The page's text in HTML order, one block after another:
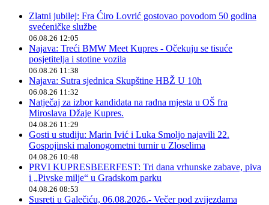
Zlatni jubilej: Fra Ćiro Lovrić gostovao povodom 50 godina
svećeničke službe
06.08.26 12:05
Najava: Treći BMW Meet Kupres - Očekuju se tisuće
posjetitelja i stotine vozila
06.08.26 11:38
Najava: Sutra sjednica Skupštine HBŽ U 10h
06.08.26 11:32
Natječaj za izbor kandidata na radna mjesta u OŠ fra
Miroslava Džaje Kupres.
04.08.26 11:29
Gosti u studiju: Marin Ivić i Luka Smoljo najavili 22.
Gospojinski malonogometni turnir u Zloselima
04.08.26 10:48
PRVI KUPRESBEERFEST: Tri dana vrhunske zabave, piva
i „Pivske milje“ u Gradskom parku
04.08.26 08:53
Susreti u Galečiću, 06.08.2026.- Večer pod zvijezdama